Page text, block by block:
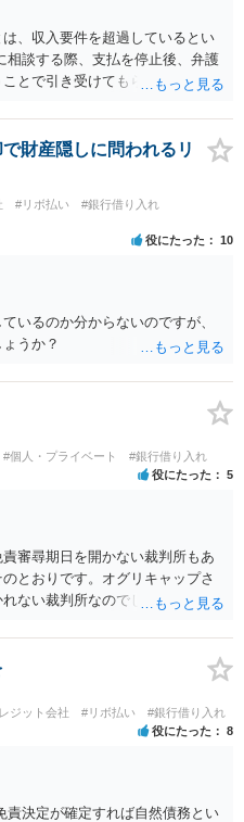
、収入要件を超過しているとい
相談する際、支払を停止後、弁護
とで引き受けてもらえないか確
勧めできませんが あとは、相談
私からのアドバイスは一旦これ
財産隠しに問われるリ
#リボ払い
#銀行借り入れ
役にたった 10
いるのか分からないのですが、
うか？
#個人・プライベート #銀行借り入れ
役にたった 5
審尋期日を開かない裁判所もあ
とおりです。オグリキャップさ
ない裁判所なのでしょう。東京
ジット会社 #リボ払い #銀行借り入れ
役にたった 8
責決定が確定すれば自然債務とい